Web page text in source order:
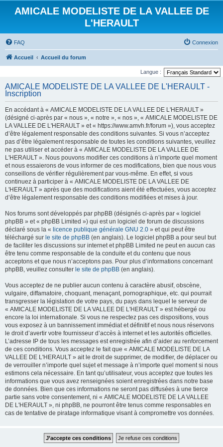
AMICALE MODELISTE DE LA VALLEE DE
L'HERAULT
FAQ Connexion
Accueil Accueil du forum
Langue :
AMICALE MODELISTE DE LA VALLEE DE L'HERAULT -
Inscription
En accédant à « AMICALE MODELISTE DE LA VALLEE DE L'HERAULT »
(désigné ci-après par « nous », « notre », « nos », « AMICALE MODELISTE DE
LA VALLEE DE L'HERAULT » et « https://www.amvh.fr/forum »), vous acceptez
d’être légalement responsable des conditions suivantes. Si vous n’acceptez
pas d’être légalement responsable de toutes les conditions suivantes, veuillez
ne pas utiliser et accéder à « AMICALE MODELISTE DE LA VALLEE DE
L'HERAULT ». Nous pouvons modifier ces conditions à n’importe quel moment
et nous essaierons de vous informer de ces modifications, bien que nous vous
conseillons de vérifier régulièrement par vous-même. En effet, si vous
continuez à participer à « AMICALE MODELISTE DE LA VALLEE DE
L'HERAULT » après que des modifications aient été effectuées, vous acceptez
d’être légalement responsable des conditions modifiées et mises à jour.
Nos forums sont développés par phpBB (désignés ci-après par « logiciel
phpBB » et « phpBB Limited ») qui est un logiciel de forum de discussions
déclaré sous la « licence publique générale GNU 2.0 » et qui peut être
téléchargé sur le site de phpBB (en anglais). Le logiciel phpBB a pour seul but
de faciliter les discussions sur internet et phpBB Limited ne peut en aucun cas
être tenu comme responsable de la conduite et du contenu que nous
acceptons et que nous n’acceptons pas. Pour plus d’informations concernant
phpBB, veuillez consulter le site de phpBB (en anglais).
Vous acceptez de ne publier aucun contenu à caractère abusif, obscène,
vulgaire, diffamatoire, choquant, menaçant, pornographique, etc. qui pourrait
transgresser la législation de votre pays, du pays dans lequel le serveur de
« AMICALE MODELISTE DE LA VALLEE DE L'HERAULT » est hébergé ou
encore la loi internationale. Si vous ne respectez pas ces dispositions, vous
vous exposez à un bannissement immédiat et définitif et nous nous réservons
le droit d’avertir votre fournisseur d’accès à internet et les autorités officielles.
L’adresse IP de tous les messages est enregistrée afin d’aider au renforcement
de ces conditions. Vous acceptez le fait que « AMICALE MODELISTE DE LA
VALLEE DE L'HERAULT » ait le droit de supprimer, de modifier, de déplacer ou
de verrouiller n’importe quel sujet et message à n’importe quel moment si nous
estimons cela nécessaire. En tant qu’utilisateur, vous acceptez que toutes les
informations que vous avez renseignées soient enregistrées dans notre base
de données. Bien que ces informations ne seront pas diffusées à une tierce
partie sans votre consentement, ni « AMICALE MODELISTE DE LA VALLEE
DE L'HERAULT », ni phpBB, ne pourront être tenus comme responsables en
cas de tentative de piratage informatique visant à compromettre vos données.